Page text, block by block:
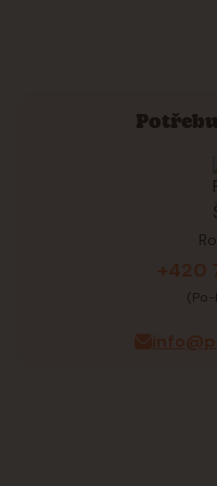
+420
(Po-